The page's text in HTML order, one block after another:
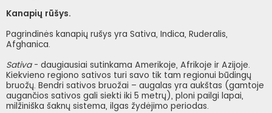
Kanapių rūšys.
Pagrindinės kanapių rušys yra Sativa, Indica, Ruderalis,
Afghanica.
Sativa- daugiausiai sutinkama Amerikoje, Afrikoje ir Azijoje.
Kiekvieno regiono sativos turi savo tik tam regionui būdingų
bruožų. Bendri sativos bruožai – augalas yra aukštas (gamtoje
augančios sativos gali siekti iki 5 metrų), ploni pailgi lapai,
milžiniška šaknų sistema, ilgas žydėjimo periodas.